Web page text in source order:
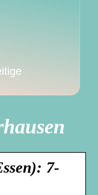
7-